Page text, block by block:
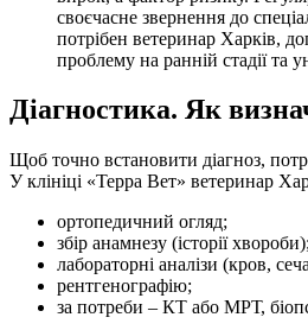
своєчасне звернення до
потрібен ветеринар Харків,
проблему на ранній стадії та
Діагностика. Як
Щоб точно встановити діагноз,
У клініці «Терра Вет» ветеринар
ортопедичний огляд;
збір анамнезу (історії хвороби);
лабораторні аналізи (кров,
рентгенографію;
за потреби – КТ або МРТ,